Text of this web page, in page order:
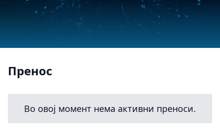
Пренос
Во овој момент нема активни преноси.